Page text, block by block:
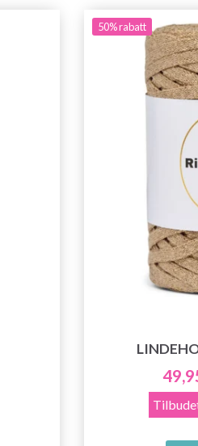
50%rabatt